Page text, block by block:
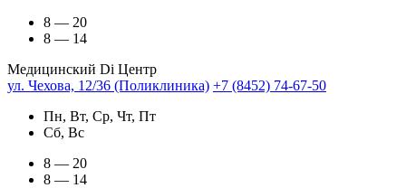
8 — 20
8 — 14
Медицинский Di Центр
ул. Чехова, 12/36 (Поликлиника) +7 (8452) 74-67-50
Пн, Вт, Ср, Чт, Пт
Сб, Вс
8 — 20
8 — 14